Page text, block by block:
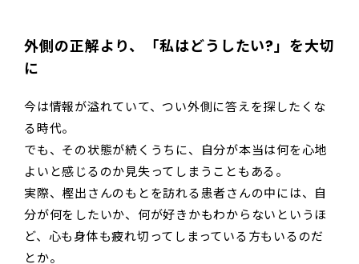
外側の正解より、「私はどうしたい?」を大切
に
今は情報が溢れていて、つい外側に答えを探したくな
る時代。
でも、その状態が続くうちに、自分が本当は何を心地
よいと感じるのか見失ってしまうこともある。
実際、樫出さんのもとを訪れる患者さんの中には、自
分が何をしたいか、何が好きかもわからないというほ
ど、心も身体も疲れ切ってしまっている方もいるのだ
とか。